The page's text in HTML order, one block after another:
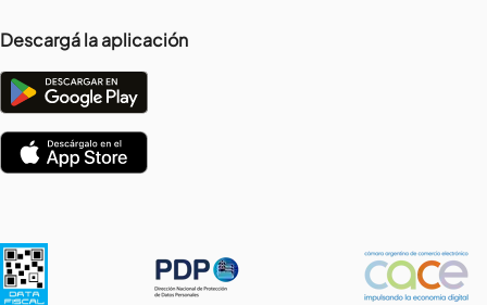
Descargá la aplicación